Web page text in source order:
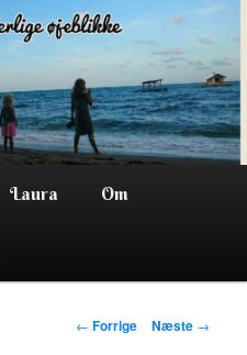
Laura Om
Indlægsnavigation
← Forrige Næste →